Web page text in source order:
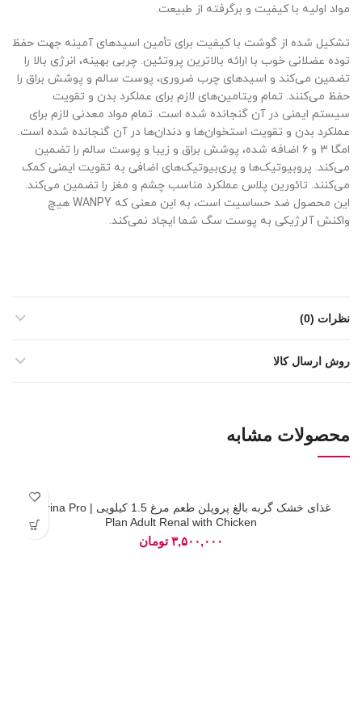
مواد اولیه با کیفیت و برگرفته از طبیعت.
تشکیل شده از گوشت با کیفیت برای تأمین اسیدهای آمینه جهت حفظ
توده عضلانی خوب با ارائه بالاترین پروتئین. چربی بهینه، انرژی بالا را
تضمین می‌کند و اسیدهای چرب ضروری، پوست سالم و پوشش براق را
حفظ می‌کنند. تمام ویتامین‌های لازم برای عملکرد بدن و تقویت
سیستم ایمنی در آن گنجانده شده است. تمام مواد معدنی لازم برای
عملکرد بدن و تقویت استخوان‌ها و دندان‌ها در آن گنجانده شده است.
امگا ۳ و ۶ اضافه شده، پوشش براق و زیبا و پوست سالم را تضمین
می‌کند. پروبیوتیک‌ها و پری‌بیوتیک‌های اضافی به تقویت ایمنی کمک
می‌کنند. تائورین پلاس عملکرد مناسب چشم و مغز را تضمین می‌کند.
این محصول ضد حساسیت است، به این معنی که WANPY هیچ
واکنش آلرژیکی به پوست سگ شما ایجاد نمی‌کند.
نظرات (0)
روش ارسال کالا
محصولات مشابه
غذای خشک گربه بالغ پروپلن طعم مرغ 1.5 کیلویی | Purina Pro
Plan Adult Renal with Chicken
تومان